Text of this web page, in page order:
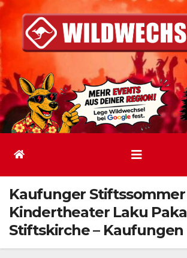
Inhalt
springen
Kaufunger Stiftssommer
Kindertheater Laku Paka
Stiftskirche – Kaufungen